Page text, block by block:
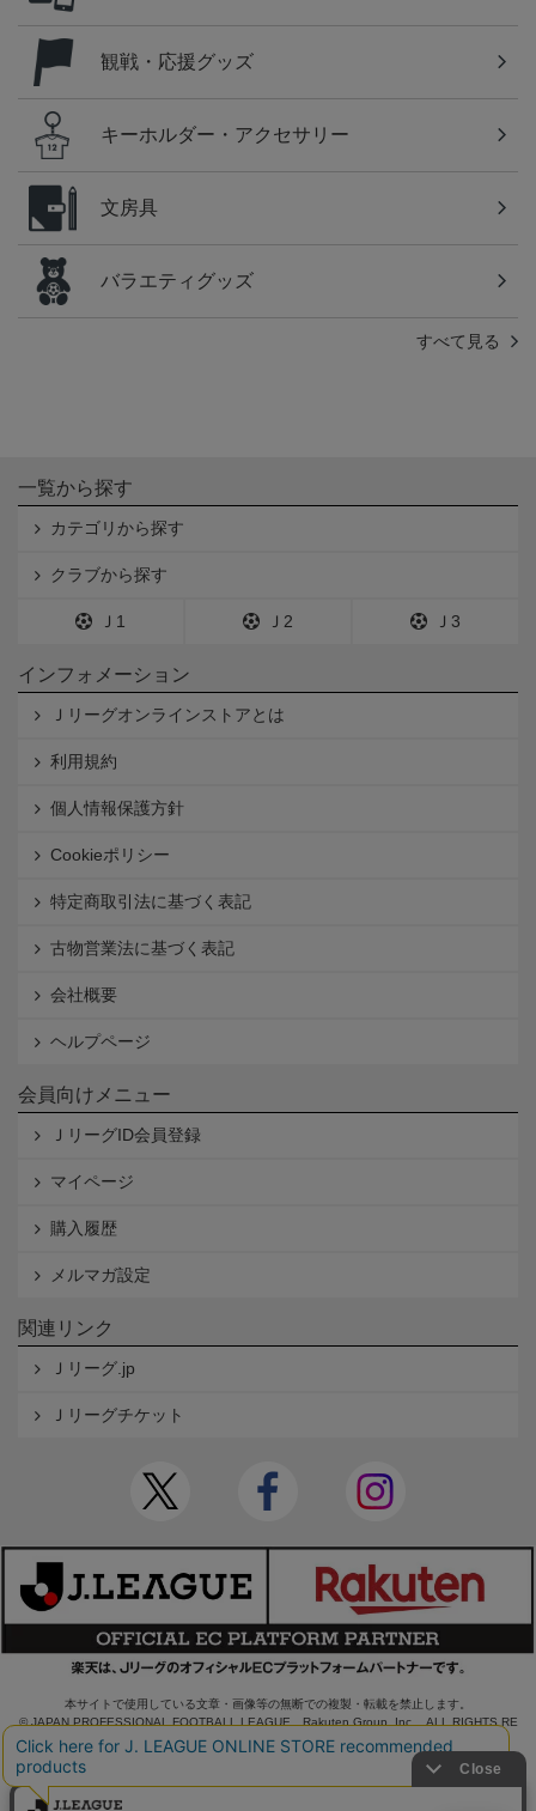
観戦・応援グッズ
キーホルダー・アクセサリー
文房具
バラエティグッズ
すべて見る
一覧から探す
カテゴリから探す
クラブから探す
Ｊ1 Ｊ2 Ｊ3
インフォメーション
Ｊリーグオンラインストアとは
利用規約
個人情報保護方針
Cookieポリシー
特定商取引法に基づく表記
古物営業法に基づく表記
会社概要
ヘルプページ
会員向けメニュー
ＪリーグID会員登録
マイページ
購入履歴
メルマガ設定
関連リンク
Ｊリーグ.jp
Ｊリーグチケット
本サイトで使用している文章・画像等の無断での複製・転載を禁止します。
© JAPAN PROFESSIONAL FOOTBALL LEAGUE Rakuten Group, Inc. ALL RIGHTS RE
SERVED.